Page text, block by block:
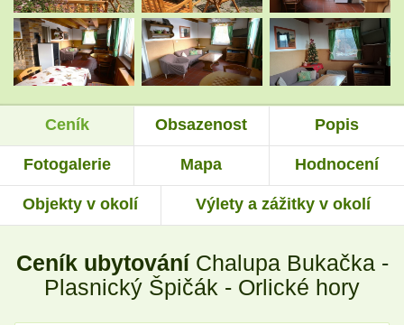
Ceník Obsazenost Popis
Fotogalerie Mapa Hodnocení
Objekty v okolí Výlety a zážitky v okolí
Ceník ubytování Chalupa Bukačka -
Plasnický Špičák - Orlické hory